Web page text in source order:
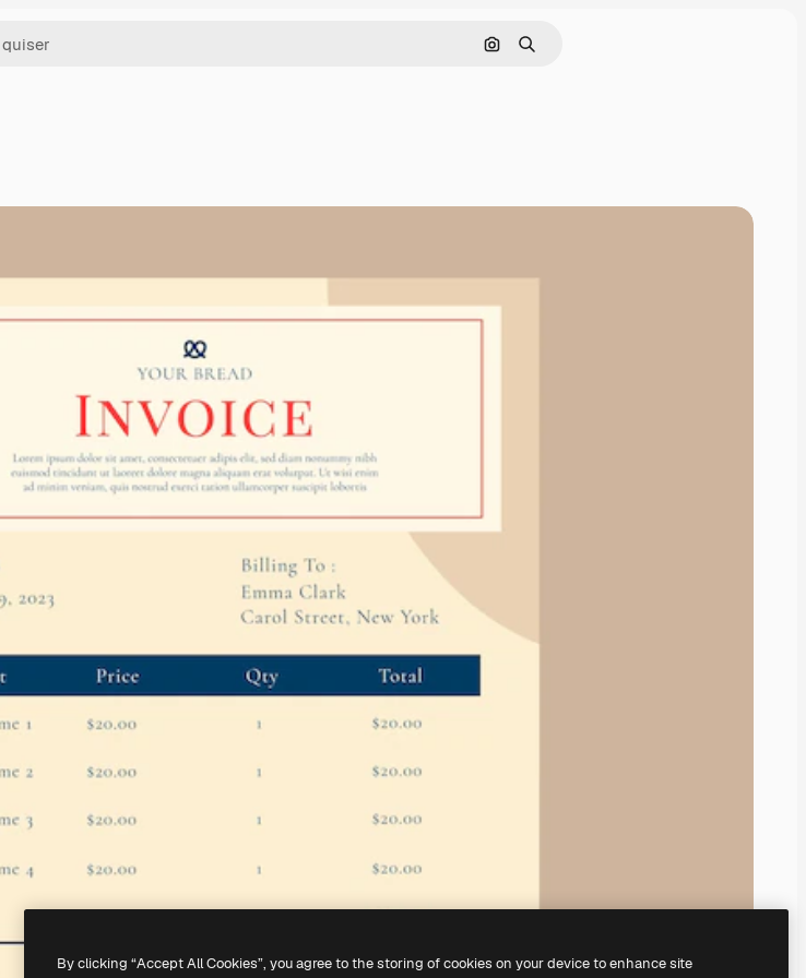
Pesquisar por imagem
Buscar
By clicking “Accept All Cookies”, you agree to the storing of cookies on your device to enhance site